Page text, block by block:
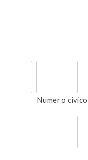
Numero civico